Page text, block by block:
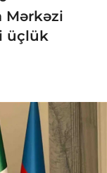
Mərkəzi
üçlük